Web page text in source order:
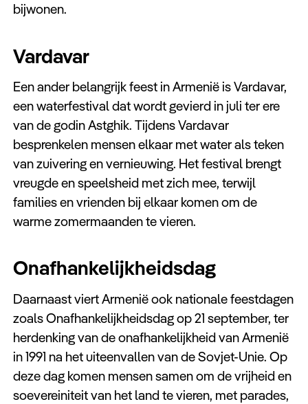
bijwonen.
Vardavar
Een ander belangrijk feest in Armenië is Vardavar,
een waterfestival dat wordt gevierd in juli ter ere
van de godin Astghik. Tijdens Vardavar
besprenkelen mensen elkaar met water als teken
van zuivering en vernieuwing. Het festival brengt
vreugde en speelsheid met zich mee, terwijl
families en vrienden bij elkaar komen om de
warme zomermaanden te vieren.
Onafhankelijkheidsdag
Daarnaast viert Armenië ook nationale feestdagen
zoals Onafhankelijkheidsdag op 21 september, ter
herdenking van de onafhankelijkheid van Armenië
in 1991 na het uiteenvallen van de Sovjet-Unie. Op
deze dag komen mensen samen om de vrijheid en
soevereiniteit van het land te vieren, met parades,